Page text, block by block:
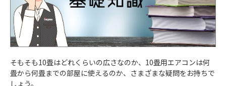
そもそも10畳はどれくらいの広さなのか、10畳用エアコンは何
畳から何畳までの部屋に使えるのか、さまざまな疑問をお持ちで
しょう。